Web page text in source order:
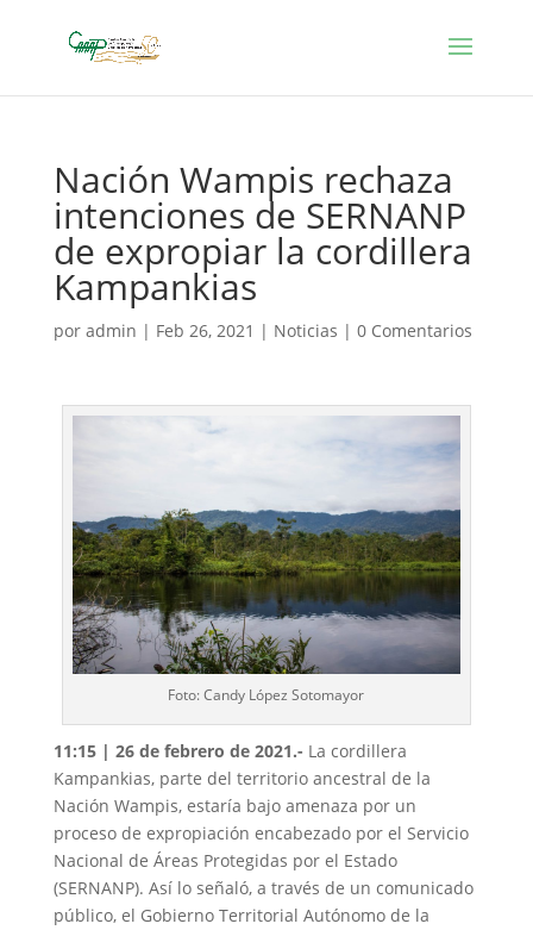
Nación Wampis rechaza
intenciones de SERNANP
de expropiar la cordillera
Kampankias
por admin | Feb 26, 2021 | Noticias | 0 Comentarios
Foto: Candy López Sotomayor
11:15 | 26 de febrero de 2021.- La cordillera
Kampankias, parte del territorio ancestral de la
Nación Wampis, estaría bajo amenaza por un
proceso de expropiación encabezado por el Servicio
Nacional de Áreas Protegidas por el Estado
(SERNANP). Así lo señaló, a través de un comunicado
público, el Gobierno Territorial Autónomo de la